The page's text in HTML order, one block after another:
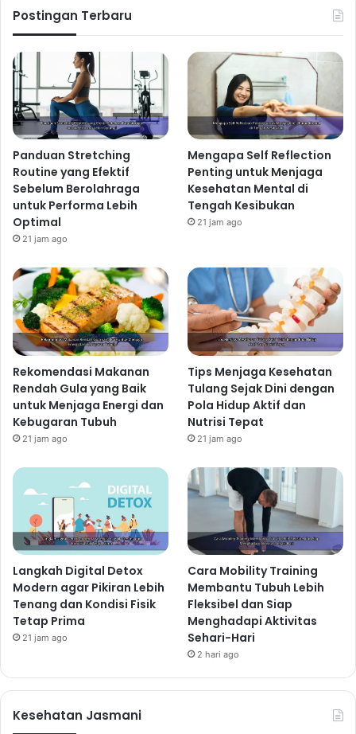
Postingan Terbaru
Panduan Stretching
Routine yang Efektif
Sebelum Berolahraga
untuk Performa Lebih
Optimal
21 jam ago
Mengapa Self Reflection
Penting untuk Menjaga
Kesehatan Mental di
Tengah Kesibukan
21 jam ago
Rekomendasi Makanan
Rendah Gula yang Baik
untuk Menjaga Energi dan
Kebugaran Tubuh
21 jam ago
Tips Menjaga Kesehatan
Tulang Sejak Dini dengan
Pola Hidup Aktif dan
Nutrisi Tepat
21 jam ago
Langkah Digital Detox
Modern agar Pikiran Lebih
Tenang dan Kondisi Fisik
Tetap Prima
21 jam ago
Cara Mobility Training
Membantu Tubuh Lebih
Fleksibel dan Siap
Menghadapi Aktivitas
Sehari-Hari
2 hari ago
Kesehatan Jasmani